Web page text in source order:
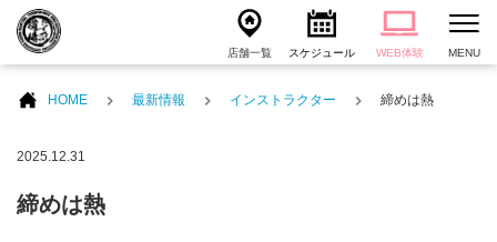
店舗一覧 スケジュール WEB体験 MENU
HOME 最新情報 インストラクター 締めは熱
2025.12.31
締めは熱